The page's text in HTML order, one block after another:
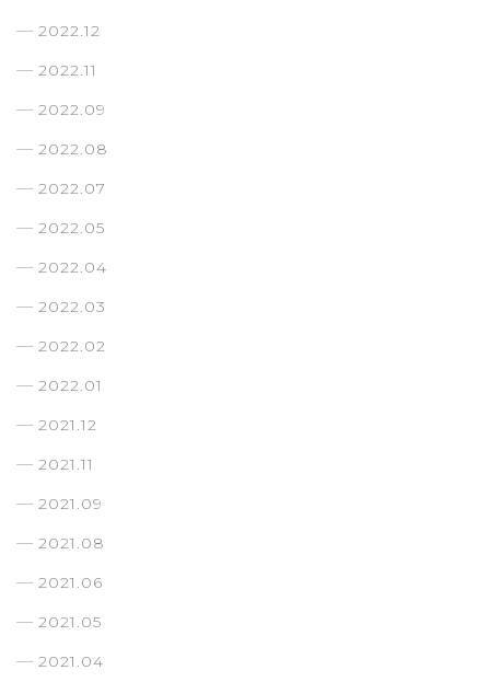
2022.12
2022.11
2022.09
2022.08
2022.07
2022.05
2022.04
2022.03
2022.02
2022.01
2021.12
2021.11
2021.09
2021.08
2021.06
2021.05
2021.04